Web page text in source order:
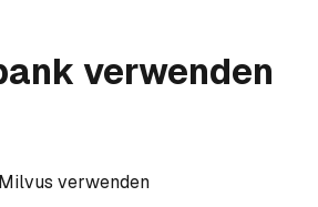
verwenden
verwenden